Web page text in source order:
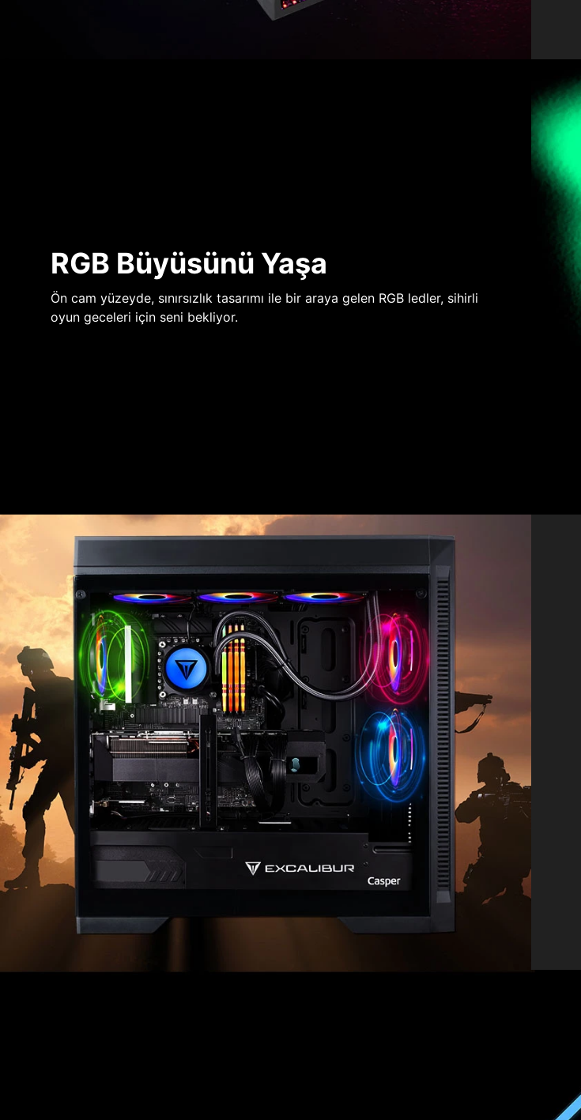
RGB Büyüsünü Yaşa
Ön cam yüzeyde, sınırsızlık tasarımı ile bir araya gelen RGB ledler, sihirli
oyun geceleri için seni bekliyor.